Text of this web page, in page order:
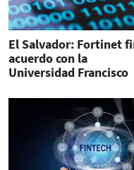
El Salvador: Fortinet
acuerdo con la
Universidad Francisco
ciberseguridad